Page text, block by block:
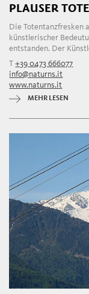
PLAUSER
Die Totentanzfresken
künstlerischer
entstanden. Der
T+39 0473 666077
info@naturns.it
www.naturns.it
MEHR LESEN